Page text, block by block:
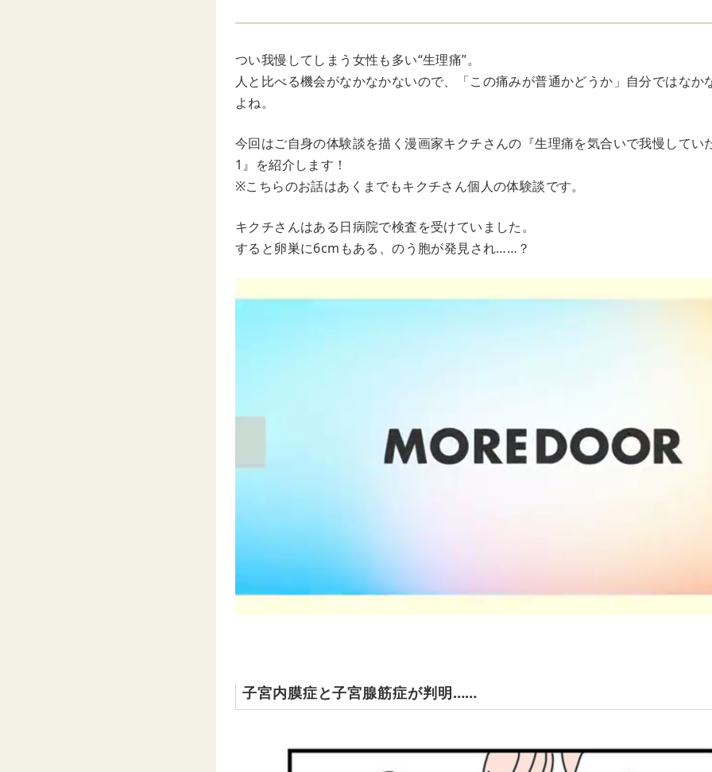
つい我慢してしまう女性も多い“生理痛”。
人と比べる機会がなかなかないので、「この痛みが普通かどうか」自分ではなか
よね。
今回はご自身の体験談を描く漫画家キクチさんの『生理痛を気合いで我慢してい
1』を紹介します！
※こちらのお話はあくまでもキクチさん個人の体験談です。
キクチさんはある日病院で検査を受けていました。
すると卵巣に6cmもある、のう胞が発見され……？
子宮内膜症と子宮腺筋症が判明……